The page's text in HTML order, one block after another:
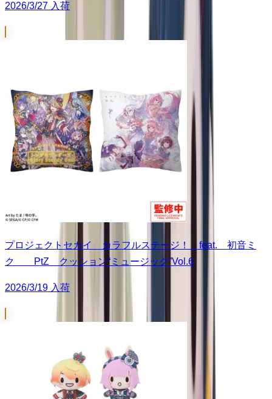
2026/3/27 入荷
プロジェクトセカイ カラフルステージ！ feat. 初音ミ
ク PtZ クッション“ミュージック”Vol.6
2026/3/19 入荷